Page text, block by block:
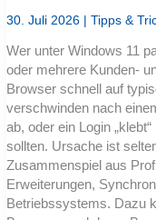
30. Juli 2026 |Tipps &
Wer unter Windows 11
oder mehrere Kunden-
Browser schnell auf
verschwinden nach
ab, oder ein Login
sollten. Ursache ist
Zusammenspiel aus
Erweiterungen,
Betriebssystems. Dazu